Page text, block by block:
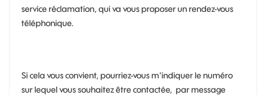
service réclamation, qui va vous proposer un rendez-vous
téléphonique.
Si cela vous convient, pourriez-vous m'indiquer le numéro
sur lequel vous souhaitez être contactée, par message